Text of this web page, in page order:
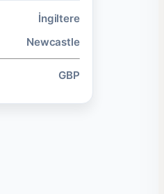
İngiltere
Newcastle
GBP